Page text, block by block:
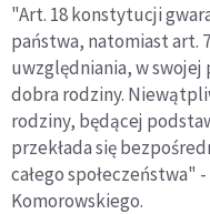
"Art. 18 konstytucji
państwa, natomiast art.
uwzględniania, w
dobra rodziny.
rodziny, będącej
przekłada się
całego społeczeństwa"
Komorowskiego.